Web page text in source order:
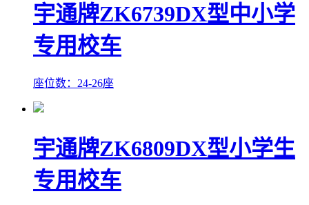
宇通牌ZK6739DX型中小学
专用校车
座位数：24-26座
宇通牌ZK6809DX型小学生
专用校车